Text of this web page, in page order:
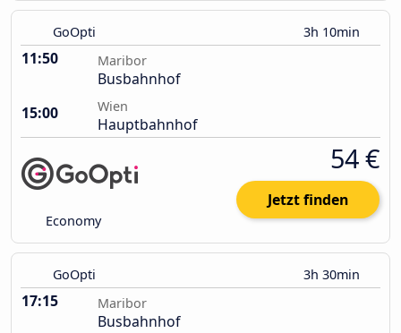
GoOpti 3h 10min
11:50 Maribor
Busbahnhof
15:00
Wien
Hauptbahnhof
Economy
54 €
Jetzt finden
GoOpti 3h 30min
17:15 Maribor
Busbahnhof